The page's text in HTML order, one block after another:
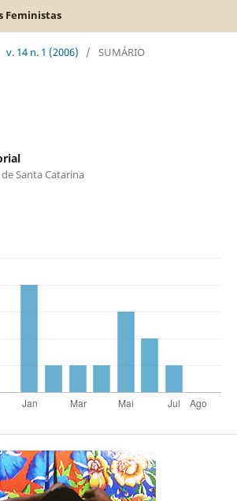
Feministas
v. 14 n. 1 (2006) / SUMÁRIO
Santa Catarina